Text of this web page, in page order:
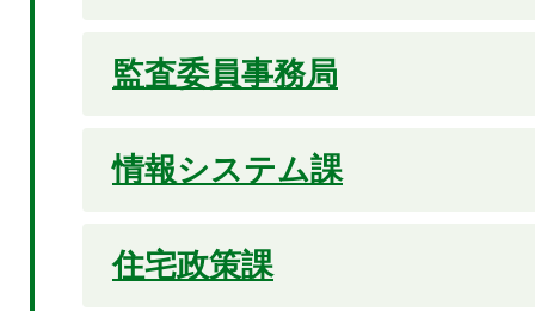
監査委員事務局
情報システム課
住宅政策課